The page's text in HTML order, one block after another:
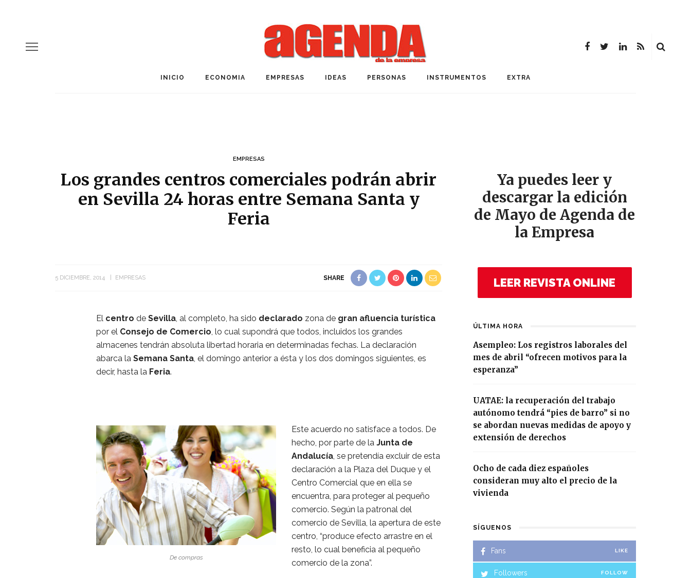
INICIO ECONOMIA EMPRESAS IDEAS PERSONAS INSTRUMENTOS EXTRA
EMPRESAS
Los grandes centros comerciales podrán abrir
en Sevilla 24 horas entre Semana Santa y
Feria
5 DICIEMBRE, 2014 EMPRESAS SHARE
El centro de Sevilla, al completo, ha sido declarado zona de gran afluencia turística
por el Consejo de Comercio, lo cual supondrá que todos, incluidos los grandes
almacenes tendrán absoluta libertad horaria en determinadas fechas. La declaración
abarca la Semana Santa, el domingo anterior a ésta y los dos domingos siguientes, es
decir, hasta la Feria.
De compras
Este acuerdo no satisface a todos. De
hecho, por parte de la Junta de
Andalucía, se pretendía excluir de esta
declaración a la Plaza del Duque y el
Centro Comercial que en ella se
encuentra, para proteger al pequeño
comercio. Según la patronal del
comercio de Sevilla, la apertura de este
centro, “produce efecto arrastre en el
resto, lo cual beneficia al pequeño
comercio de la zona”.
Ya puedes leer y
descargar la edición
de Mayo de Agenda de
la Empresa
LEER REVISTA ONLINE
ÚLTIMA HORA
Asempleo: Los registros laborales del
mes de abril “ofrecen motivos para la
esperanza”
UATAE: la recuperación del trabajo
autónomo tendrá “pies de barro” si no
se abordan nuevas medidas de apoyo y
extensión de derechos
Ocho de cada diez españoles
consideran muy alto el precio de la
vivienda
SÍGUENOS
Fans LIKE
Followers FOLLOW